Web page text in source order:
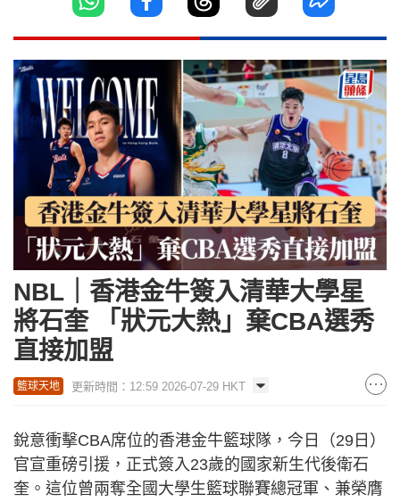
NBL｜香港金牛簽入清華大學星
將石奎 「狀元大熱」棄CBA選秀
直接加盟
籃球天地 更新時間：12:59 2026-07-29 HKT
銳意衝擊CBA席位的香港金牛籃球隊，今日（29日）
官宣重磅引援，正式簽入23歲的國家新⽣代後衛石
奎。這位曾兩奪全國大學生籃球聯賽總冠軍、兼榮膺